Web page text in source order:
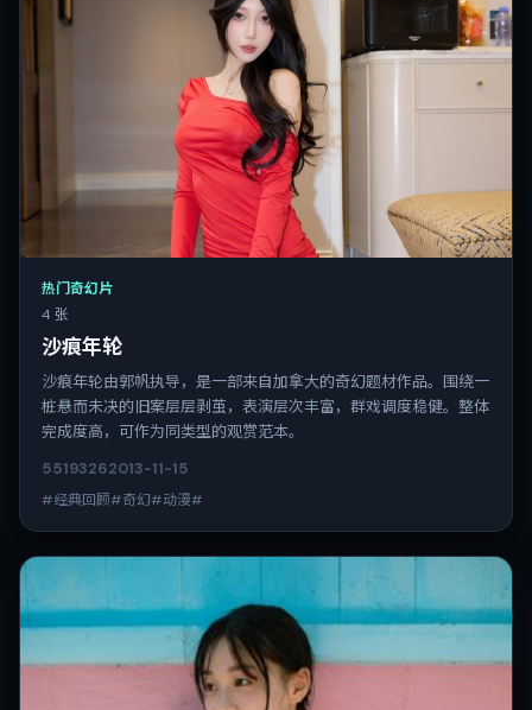
热门奇幻片
4 张
沙痕年轮
沙痕年轮由郭帆执导，是一部来自加拿大的奇幻题材作品。围绕一
桩悬而未决的旧案层层剥茧，表演层次丰富，群戏调度稳健。整体
完成度高，可作为同类型的观赏范本。
55193262013-11-15
#经典回顾#奇幻#动漫#